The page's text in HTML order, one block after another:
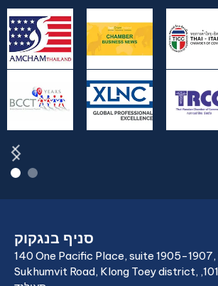
סניף בנגקוק
140 One Pacific Place, suite 1905-
Sukhumvit Road, Klong Toey district, בנגקוק 10110,